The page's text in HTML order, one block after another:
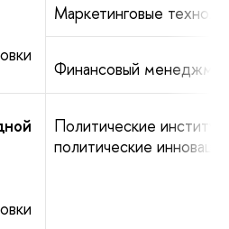
Маркетинговые
Финансовый
Политические
политические инновации